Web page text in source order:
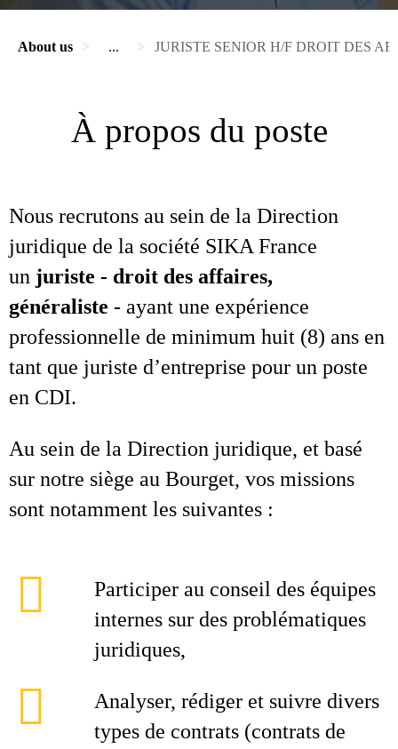
About us ... JURISTE SENIOR H/F DROIT DES
À propos du poste
Nous recrutons au sein de la Direction
juridique de la société SIKA France
un juriste - droit des affaires,
généraliste - ayant une expérience
professionnelle de minimum huit (8) ans en
tant que juriste d’entreprise pour un poste
en CDI.
Au sein de la Direction juridique, et basé
sur notre siège au Bourget, vos missions
sont notamment les suivantes :
Participer au conseil des équipes
internes sur des problématiques
juridiques,
Analyser, rédiger et suivre divers
types de contrats (contrats de